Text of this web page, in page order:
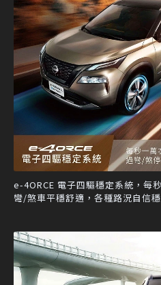
e-4ORCE 電子四驅穩定系統，每
彎/煞車平穩舒適，各種路況自信